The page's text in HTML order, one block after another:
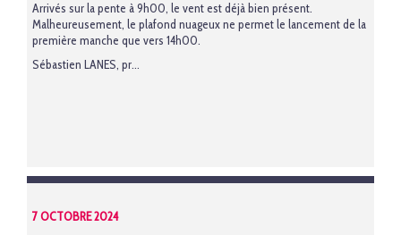
Arrivés sur la pente à 9h00, le vent est déjà bien présent.
Malheureusement, le plafond nuageux ne permet le lancement de la
première manche que vers 14h00.
Sébastien LANES, pr...
7 OCTOBRE 2024